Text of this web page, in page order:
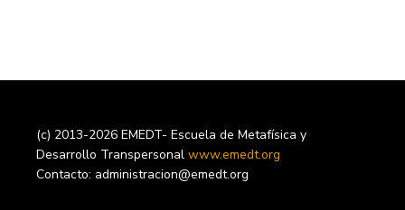
(c) 2013-2026 EMEDT- Escuela de Metafísica y
Desarrollo Transpersonal www.emedt.org
Contacto: administracion@emedt.org